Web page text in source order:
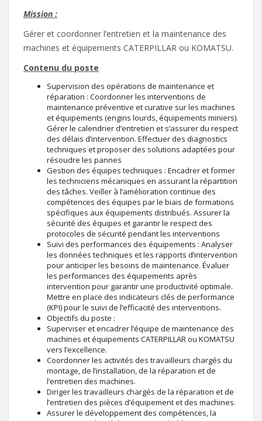
Mission :
Gérer et coordonner l’entretien et la maintenance des
machines et équipements CATERPILLAR ou KOMATSU.
Contenu du poste
Supervision des opérations de maintenance et
réparation : Coordonner les interventions de
maintenance préventive et curative sur les machines
et équipements (engins lourds, équipements miniers).
Gérer le calendrier d’entretien et s’assurer du respect
des délais d’intervention. Effectuer des diagnostics
techniques et proposer des solutions adaptées pour
résoudre les pannes
Gestion des équipes techniques : Encadrer et former
les techniciens mécaniques en assurant la répartition
des tâches. Veiller à l’amélioration continue des
compétences des équipes par le biais de formations
spécifiques aux équipements distribués. Assurer la
sécurité des équipes et garantir le respect des
protocoles de sécurité pendant les interventions
Suivi des performances des équipements : Analyser
les données techniques et les rapports d’intervention
pour anticiper les besoins de maintenance. Évaluer
les performances des équipements après
intervention pour garantir une productivité optimale.
Mettre en place des indicateurs clés de performance
(KPI) pour le suivi de l’efficacité des interventions.
Objectifs du poste :
Superviser et encadrer l’équipe de maintenance des
machines et équipements CATERPILLAR ou KOMATSU
vers l’excellence.
Coordonner les activités des travailleurs chargés du
montage, de l’installation, de la réparation et de
l’entretien des machines.
Diriger les travailleurs chargés de la réparation et de
l’entretien des pièces d’équipement et des machines.
Assurer le développement des compétences, la